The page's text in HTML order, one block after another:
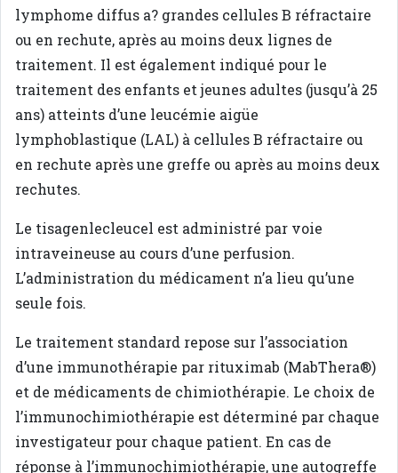
lymphome diffus a? grandes cellules B réfractaire
ou en rechute, après au moins deux lignes de
traitement. Il est également indiqué pour le
traitement des enfants et jeunes adultes (jusqu’à 25
ans) atteints d’une leucémie aigüe
lymphoblastique (LAL) à cellules B réfractaire ou
en rechute après une greffe ou après au moins deux
rechutes.
Le tisagenlecleucel est administré par voie
intraveineuse au cours d’une perfusion.
L’administration du médicament n’a lieu qu’une
seule fois.
Le traitement standard repose sur l’association
d’une immunothérapie par rituximab (MabThera®)
et de médicaments de chimiothérapie. Le choix de
l’immunochimiothérapie est déterminé par chaque
investigateur pour chaque patient. En cas de
réponse à l’immunochimiothérapie, une autogreffe